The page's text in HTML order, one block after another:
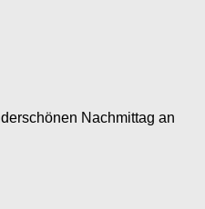
Nachmittag an